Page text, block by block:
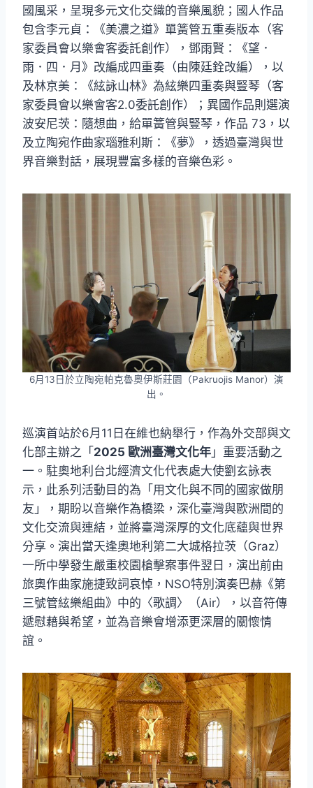
國風采，呈現多元文化交織的音樂風貌；國人作品
包含李元貞：《美濃之道》單簧管五重奏版本（客
家委員會以樂會客委託創作），鄧雨賢：《望．
雨．四．月》改編成四重奏（由陳廷銓改編），以
及林京美：《絃詠山林》為絃樂四重奏與豎琴（客
家委員會以樂會客2.0委託創作）；異國作品則選演
波安尼茨：隨想曲，給單簧管與豎琴，作品 73，以
及立陶宛作曲家瑙雅利斯：《夢》，透過臺灣與世
界音樂對話，展現豐富多樣的音樂色彩。
6月13日於立陶宛帕克魯奧伊斯莊園（Pakruojis Manor）演
出。
巡演首站於6月11日在維也納舉行，作為外交部與文
化部主辦之「 2025 歐洲臺灣文化年 」重要活動之
一。駐奧地利台北經濟文化代表處大使劉玄詠表
示，此系列活動目的為「用文化與不同的國家做朋
友」，期盼以音樂作為橋梁，深化臺灣與歐洲間的
文化交流與連結，並將臺灣深厚的文化底蘊與世界
分享。演出當天逢奧地利第二大城格拉茨（Graz）
一所中學發生嚴重校園槍擊案事件翌日，演出前由
旅奧作曲家施捷致詞哀悼，NSO特別演奏巴赫《第
三號管絃樂組曲》中的〈歌調〉（Air），以音符傳
遞慰藉與希望，並為音樂會增添更深層的關懷情
誼。